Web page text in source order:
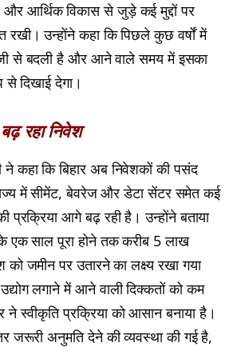
आर्थिक विकास से जुड़े कई मुद्दों पर
रखी। उन्होंने कहा कि पिछले कुछ वर्षों में
से बदली है और आने वाले समय में इसका
दिखाई देगा।
रहा निवेश
ने कहा कि बिहार अब निवेशकों की पसंद
में सीमेंट, बेवरेज और डेटा सेंटर समेत कई
प्रक्रिया आगे बढ़ रही है। उन्होंने बताया
एक साल पूरा होने तक करीब 5 लाख
जमीन पर उतारने का लक्ष्य रखा गया
लगाने में आने वाली दिक्कतों को कम
स्वीकृति प्रक्रिया को आसान बनाया है।
जरूरी अनुमति देने की व्यवस्था की गई है,